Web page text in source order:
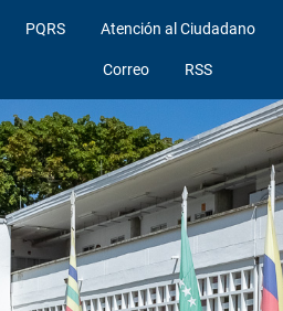
PQRS Atención al Ciudadano
Correo RSS